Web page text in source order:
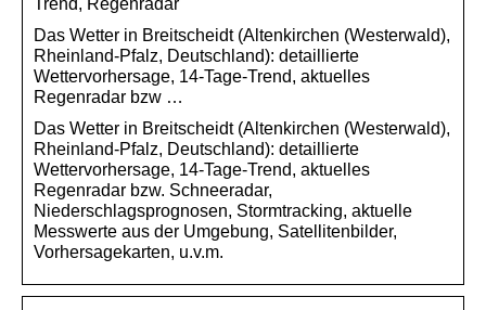
Das Wetter in Breitscheidt (Altenkirchen (Westerwald),
Rheinland-Pfalz, Deutschland): detaillierte
Wettervorhersage, 14-Tage-Trend, aktuelles
Regenradar bzw …
Das Wetter in Breitscheidt (Altenkirchen (Westerwald),
Rheinland-Pfalz, Deutschland): detaillierte
Wettervorhersage, 14-Tage-Trend, aktuelles
Regenradar bzw. Schneeradar,
Niederschlagsprognosen, Stormtracking, aktuelle
Messwerte aus der Umgebung, Satellitenbilder,
Vorhersagekarten, u.v.m.